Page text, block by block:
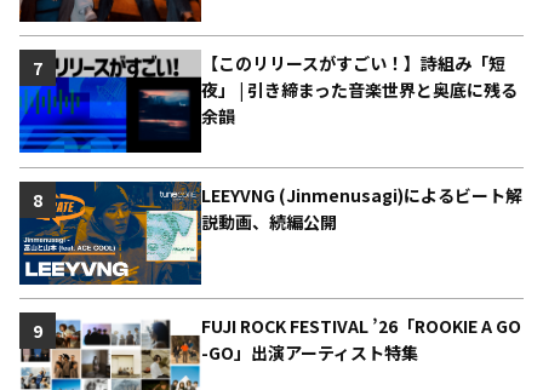
【このリリースがすごい！】詩組み「短
夜」 | 引き締まった音楽世界と奥底に残る
余韻
7
LEEYVNG (Jinmenusagi)によるビート解
説動画、続編公開
8
FUJI ROCK FESTIVAL ’26「ROOKIE A GO
-GO」出演アーティスト特集
9